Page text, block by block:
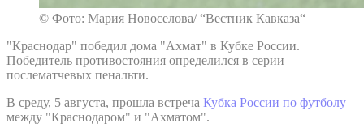
© Фото: Мария Новоселова/ “Вестник Кавказа“
"Краснодар" победил дома "Ахмат" в Кубке России.
Победитель противостояния определился в серии
послематчевых пенальти.
В среду, 5 августа, прошла встреча Кубка России по футболу
между "Краснодаром" и "Ахматом".